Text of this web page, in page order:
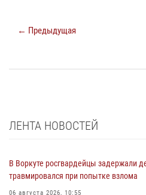
← Предыдущая
ЛЕНТА НОВОСТЕЙ
В Воркуте росгвардейцы задержали
травмировался при попытке взлома
06 августа 2026, 10:55